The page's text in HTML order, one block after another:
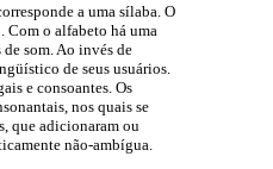
a uma sílaba. O
Com o alfabeto há uma
som. Ao invés de
de seus usuários.
e consoantes. Os
nos quais se
que adicionaram ou
não-ambígua.